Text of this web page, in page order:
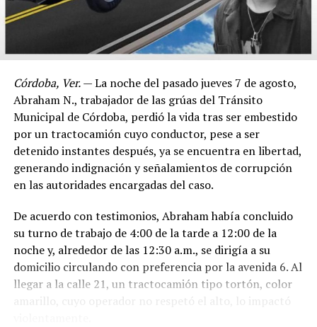
Córdoba, Ver.— La noche del pasado jueves 7 de agosto,
Abraham N., trabajador de las grúas del Tránsito
Municipal de Córdoba, perdió la vida tras ser embestido
por un tractocamión cuyo conductor, pese a ser
detenido instantes después, ya se encuentra en libertad,
generando indignación y señalamientos de corrupción
en las autoridades encargadas del caso.
De acuerdo con testimonios, Abraham había concluido
su turno de trabajo de 4:00 de la tarde a 12:00 de la
noche y, alrededor de las 12:30 a.m., se dirigía a su
domicilio circulando con preferencia por la avenida 6. Al
llegar a la calle 21, un tractocamión tipo tortón, color
amarillo, cuyo operador no respetó el alto, lo impactó